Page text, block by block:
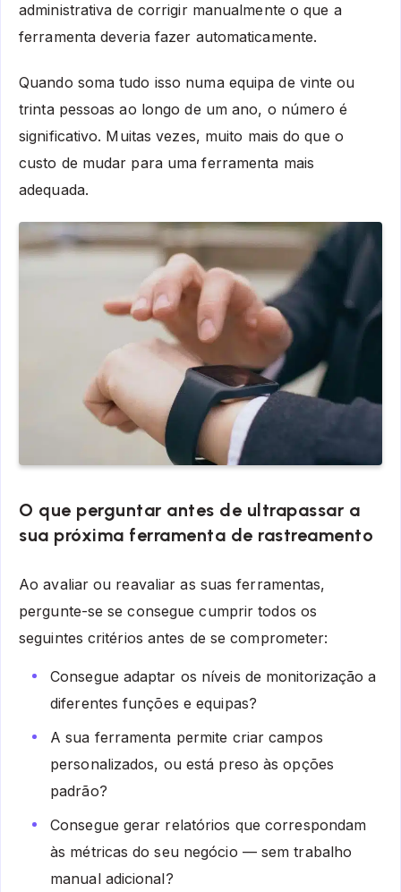
administrativa de corrigir manualmente o que a
ferramenta deveria fazer automaticamente.
Quando soma tudo isso numa equipa de vinte ou
trinta pessoas ao longo de um ano, o número é
significativo. Muitas vezes, muito mais do que o
custo de mudar para uma ferramenta mais
adequada.
O que perguntar antes de ultrapassar a
sua próxima ferramenta de rastreamento
Ao avaliar ou reavaliar as suas ferramentas,
pergunte-se se consegue cumprir todos os
seguintes critérios antes de se comprometer:
Consegue adaptar os níveis de monitorização a
diferentes funções e equipas?
A sua ferramenta permite criar campos
personalizados, ou está preso às opções
padrão?
Consegue gerar relatórios que correspondam
às métricas do seu negócio — sem trabalho
manual adicional?